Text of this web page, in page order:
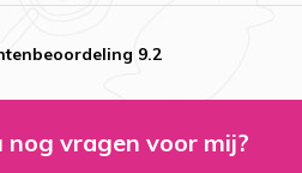
9.2
nog vragen voor mij?